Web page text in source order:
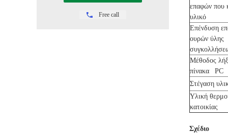
Free call
επαφών που
υλικό
Επένδυση
ουρών ύλης
Μέθοδος
πίνακα PC
Στέγαση
Υλική
κατοικίας
Σχέδιο